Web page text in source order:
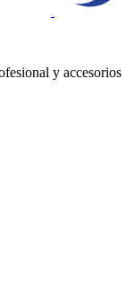
y accesorios